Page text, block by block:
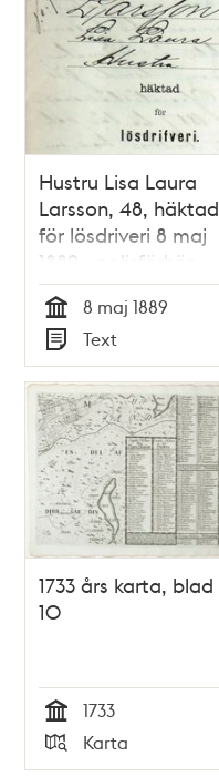
Hustru Lisa Laura
Larsson, 48, häktad
för lösdriveri 8 maj
1889 - polisförhör
Tid
8 maj 1889
Typ
Text
1733 års karta, blad
10
Tid
1733
Typ
Karta